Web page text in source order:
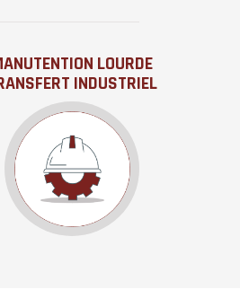
LOURDE
INDUSTRIEL